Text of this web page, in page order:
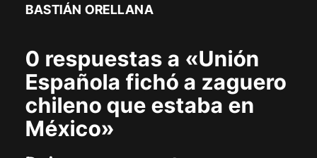
BASTIÁN ORELLANA
0 respuestas a «Unión
Española fichó a zaguero
chileno que estaba en
México»